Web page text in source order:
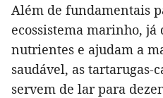
Além de fundamentais
ecossistema marinho,
nutrientes e ajudam a
saudável, as tartarugas-
servem de lar para